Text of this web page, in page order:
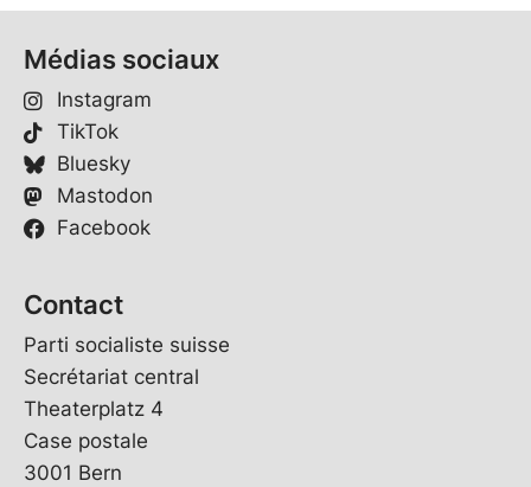
Médias sociaux
Instagram
TikTok
Bluesky
Mastodon
Facebook
Contact
Parti socialiste suisse
Secrétariat central
Theaterplatz 4
Case postale
3001 Bern